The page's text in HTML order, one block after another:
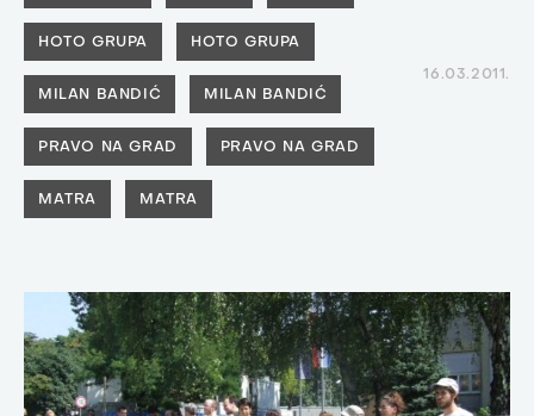
HOTO GRUPA HOTO GRUPA
MILAN BANDIĆ MILAN BANDIĆ
PRAVO NA GRAD PRAVO NA GRAD
MATRA MATRA
16.03.2011.